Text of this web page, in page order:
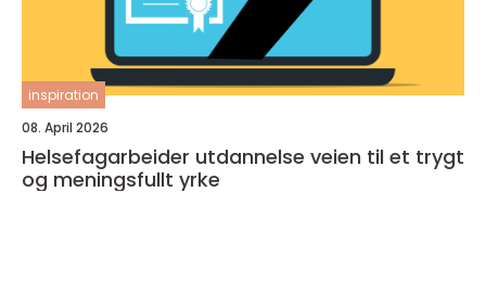
inspiration
08. April 2026
Helsefagarbeider utdannelse veien til et trygt
og meningsfullt yrke